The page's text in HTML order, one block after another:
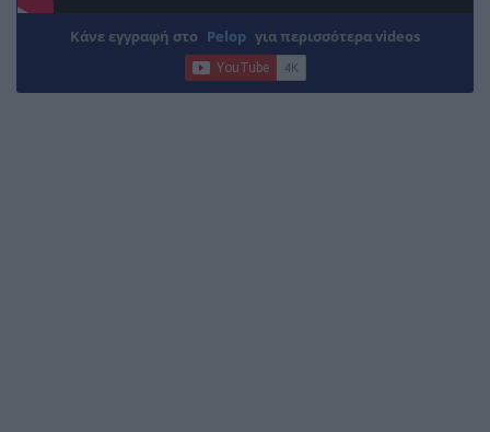
Κάνε εγγραφή στο Pelop για περισσότερα videos